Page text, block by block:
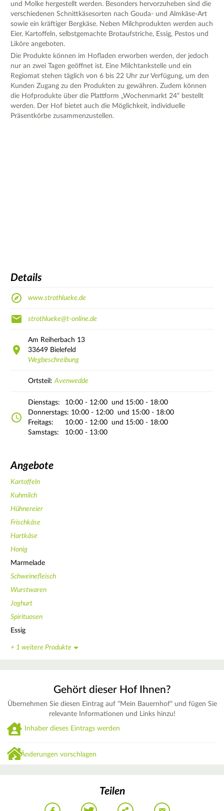
und Molke hergestellt werden. Besonders hervorzuheben sind die
verschiedenen Schnittkäsesorten nach Gouda- und Almkäse-Art
sowie ein kräftiger Bergkäse. Neben Milchprodukten werden auch
Eier, Kartoffeln, selbstgemachte Brotaufstriche, Essig, Pestos und
Liköre angeboten.
Die Produkte können im Hofladen erworben werden, der jedoch
nur an zwei Tagen geöffnet ist. Eine Milchtankstelle und ein
Regiomat stehen täglich von 6 bis 22 Uhr zur Verfügung, um den
Kunden Zugang zu den Produkten zu gewähren. Zudem können
die Hofprodukte über die Plattform „Wochenmarkt 24“ bestellt
werden. Der Hof bietet auch die Möglichkeit, individuelle
Präsentkörbe zusammenzustellen.
Details
www.strothlueke.de
strothlueke@t-online.de
Am Reiherbach 13
33649 Bielefeld
Wegbeschreibung
Ortsteil:Avenwedde
Dienstags: 10:00 - 12:00
und 15:00 - 18:00
Donnerstags: 10:00 - 12:00
und 15:00 - 18:00
Freitags:
10:00 - 12:00
und 15:00 - 18:00
Samstags:
10:00 - 13:00
Angebote
Kartoffeln
Kuhmilch
Hühnereier
Frischkäse
Hartkäse
Honig
Marmelade
Schweinefleisch
Wurstwaren
Joghurt
Spirituosen
Essig
+ 1 weitere Produkte
Gehört dieser Hof Ihnen?
Übernehmen Sie diesen Eintrag auf "Mein Bauernhof" und fügen Sie
relevante Informationen und Links hinzu!
Inhaber dieses Eintrags werden
Änderungen vorschlagen
Teilen